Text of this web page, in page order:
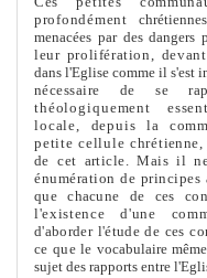
profondément
menacées par des dangers
leur prolifération,
dans l'Eglise comme il s'est
nécessaire de se
théologiquement
locale, depuis la
petite cellule chré­tienne,
de cet article. Mais il
énumération de principes
que chacune de ces
l'existence d'une
d'aborder l'étude de ces
ce quele vocabulaire même
sujet des rapports entre